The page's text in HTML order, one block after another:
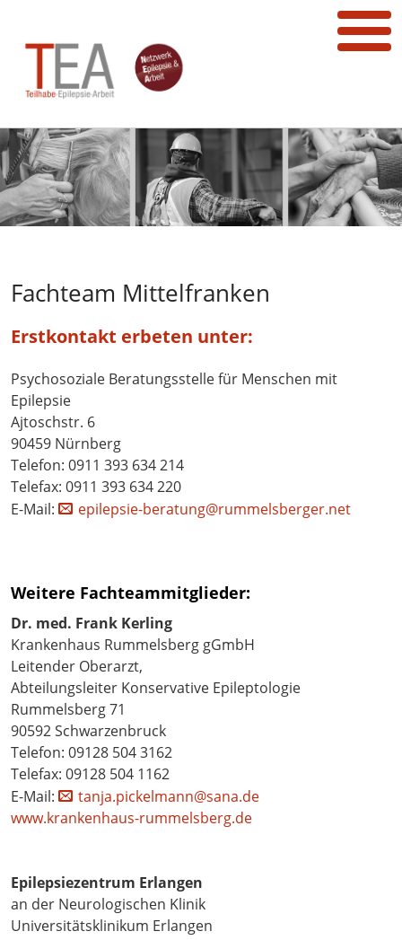
Fachteam Mittelfranken
Erstkontakt erbeten unter:
Psychosoziale Beratungsstelle für Menschen mit
Epilepsie
Ajtoschstr. 6
90459 Nürnberg
Telefon: 0911 393 634 214
Telefax: 0911 393 634 220
E-Mail:
epilepsie-beratung@rummelsberger.net
Weitere Fachteammitglieder:
Dr. med. Frank Kerling
Krankenhaus Rummelsberg gGmbH
Leitender Oberarzt,
Abteilungsleiter Konservative Epileptologie
Rummelsberg 71
90592 Schwarzenbruck
Telefon: 09128 504 3162
Telefax: 09128 504 1162
E-Mail:
tanja.pickelmann@sana.de
www.krankenhaus-rummelsberg.de
Epilepsiezentrum Erlangen
an der Neurologischen Klinik
Universitätsklinikum Erlangen